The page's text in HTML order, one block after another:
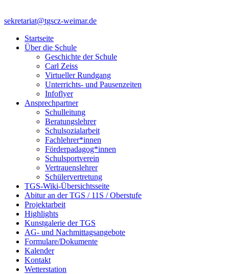
sekretariat@tgscz-weimar.de
Startseite
Über die Schule
Geschichte der Schule
Carl Zeiss
Virtueller Rundgang
Unterrichts- und Pausenzeiten
Infoflyer
Ansprechpartner
Schulleitung
Beratungslehrer
Schulsozialarbeit
Fachlehrer*innen
Förderpadagog*innen
Schulsportverein
Vertrauenslehrer
Schülervertretung
TGS-Wiki-Übersichtsseite
Abitur an der TGS / 11S / Oberstufe
Projektarbeit
Highlights
Kunstgalerie der TGS
AG- und Nachmittagsangebote
Formulare/Dokumente
Kalender
Kontakt
Wetterstation